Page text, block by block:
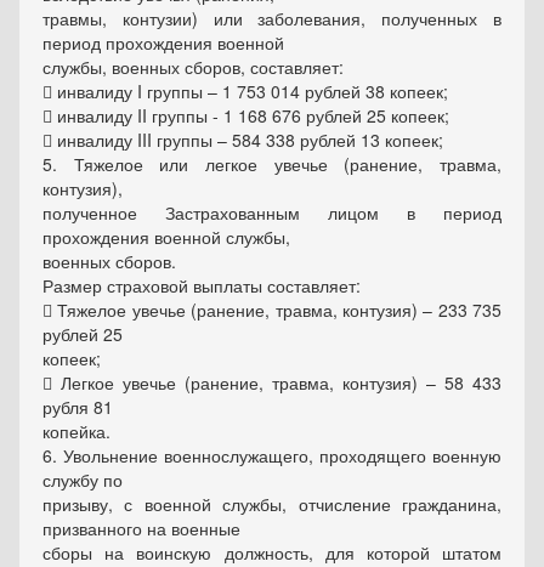
травмы, контузии) или заболевания, полученных в
период прохождения военной
службы, военных сборов, составляет:
 инвалиду I группы – 1 753 014 рублей 38 копеек;
 инвалиду II группы - 1 168 676 рублей 25 копеек;
 инвалиду III группы – 584 338 рублей 13 копеек;
5. Тяжелое или легкое увечье (ранение, травма,
контузия),
полученное Застрахованным лицом в период
прохождения военной службы,
военных сборов.
Размер страховой выплаты составляет:
 Тяжелое увечье (ранение, травма, контузия) – 233 735
рублей 25
копеек;
 Легкое увечье (ранение, травма, контузия) – 58 433
рубля 81
копейка.
6. Увольнение военнослужащего, проходящего военную
службу по
призыву, с военной службы, отчисление гражданина,
призванного на военные
сборы на воинскую должность, для которой штатом